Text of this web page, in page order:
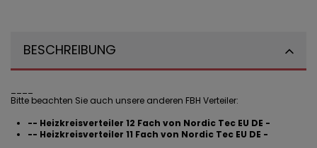
BESCHREIBUNG
Bitte beachten Sie auch unsere anderen FBH Verteiler:
-- Heizkreisverteiler 12 Fach von Nordic Tec EU DE -
-- Heizkreisverteiler 11 Fach von Nordic Tec EU DE -